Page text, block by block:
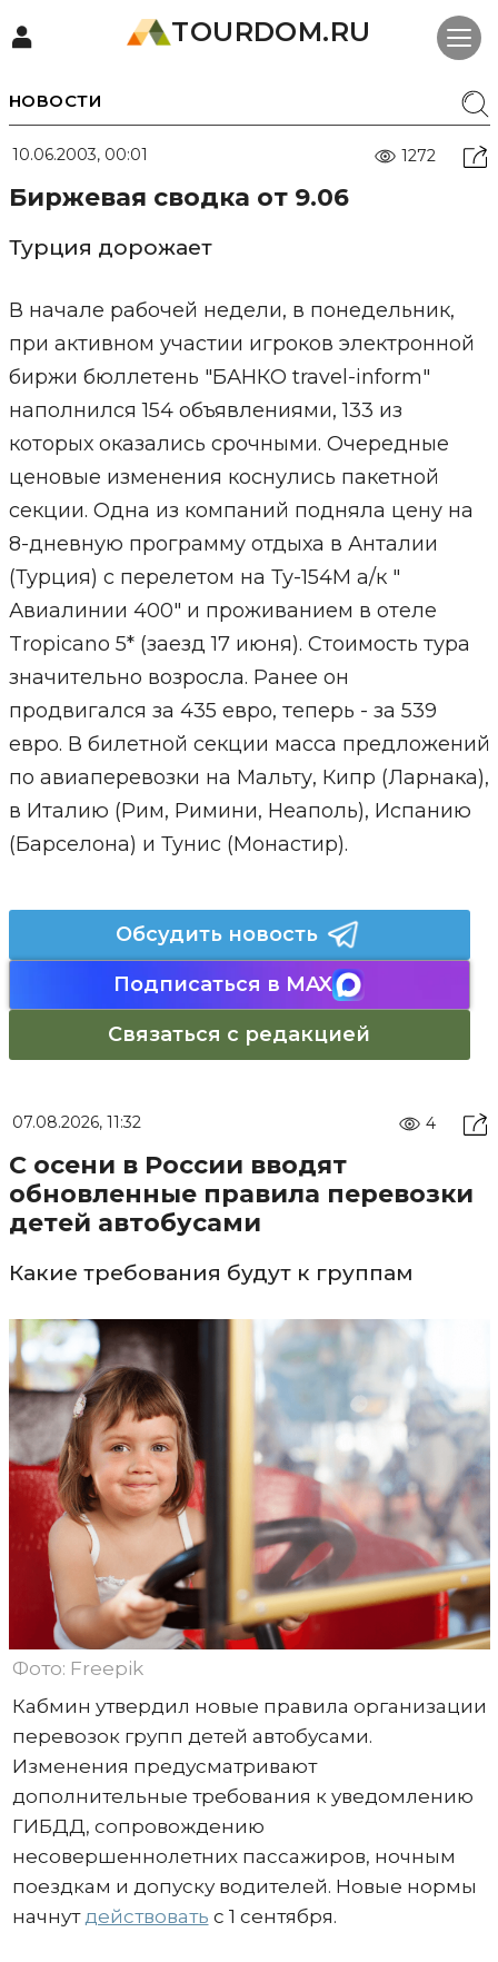
TOURDOM.RU
НОВОСТИ
10.06.2003, 00:01 1272
Биржевая сводка от 9.06
Турция дорожает
В начале рабочей недели, в понедельник,
при активном участии игроков электронной
биржи бюллетень "БАНКО travel-inform"
наполнился 154 объявлениями, 133 из
которых оказались срочными. Очередные
ценовые изменения коснулись пакетной
секции. Одна из компаний подняла цену на
8-дневную программу отдыха в Анталии
(Турция) с перелетом на Ту-154М а/к "
Авиалинии 400" и проживанием в отеле
Tropicano 5* (заезд 17 июня). Стоимость тура
значительно возросла. Ранее он
продвигался за 435 евро, теперь - за 539
евро. В билетной секции масса предложений
по авиаперевозки на Мальту, Кипр (Ларнака),
в Италию (Рим, Римини, Неаполь), Испанию
(Барселона) и Тунис (Монастир).
Обсудить новость
Подписаться в MAX
Связаться с редакцией
07.08.2026, 11:32 4
С осени в России вводят
обновленные правила перевозки
детей автобусами
Какие требования будут к группам
Фото: Freepik
Кабмин утвердил новые правила организации
перевозок групп детей автобусами.
Изменения предусматривают
дополнительные требования к уведомлению
ГИБДД, сопровождению
несовершеннолетних пассажиров, ночным
поездкам и допуску водителей. Новые нормы
начнутдействовать с 1 сентября.